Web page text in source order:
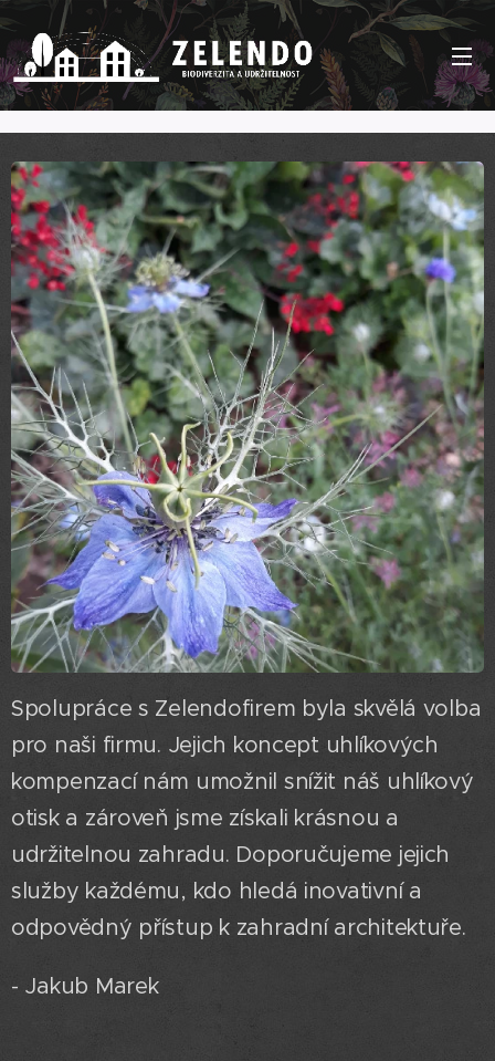
Spolupráce s Zelendofirem byla skvělá volba
pro naši firmu. Jejich koncept uhlíkových
kompenzací nám umožnil snížit náš uhlíkový
otisk a zároveň jsme získali krásnou a
udržitelnou zahradu. Doporučujeme jejich
služby každému, kdo hledá inovativní a
odpovědný přístup k zahradní architektuře.
- Jakub Marek